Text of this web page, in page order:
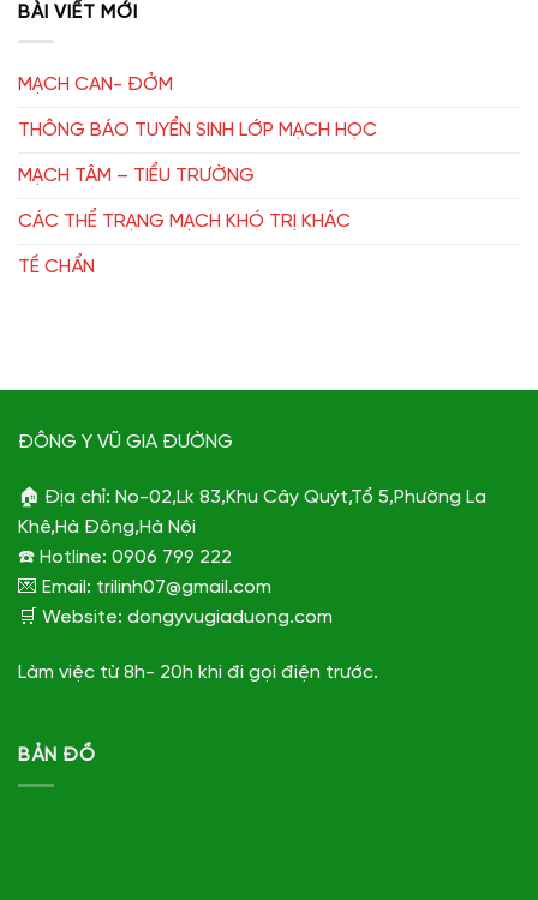
BÀI VIẾT MỚI
MẠCH CAN- ĐỞM
THÔNG BÁO TUYỂN SINH LỚP MẠCH HỌC
MẠCH TÂM – TIỂU TRƯỜNG
CÁC THỂ TRẠNG MẠCH KHÓ TRỊ KHÁC
TỀ CHẨN
ĐÔNG Y VŨ GIA ĐƯỜNG
🏠 Địa chỉ: No-02,Lk 83,Khu Cây Quýt,Tổ 5,Phường La
Khê,Hà Đông,Hà Nội
☎️ Hotline: 0906 799 222
💌 Email: trilinh07@gmail.com
🛒 Website: dongyvugiaduong.com
Làm việc từ 8h- 20h khi đi gọi điện trước.
BẢN ĐỒ